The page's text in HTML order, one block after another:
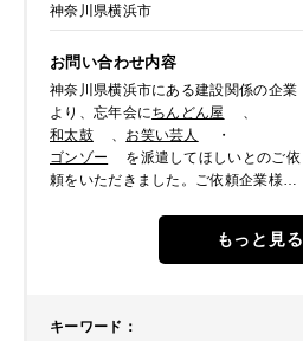
神奈川県横浜市
お問い合わせ内容
神奈川県横浜市にある建設関係の企業
より、忘年会にちんどん屋
、
和太鼓
、 お笑い芸人
・
ゴンゾー
を派遣してほしいとのご依
頼をいただきました。ご依頼企業様の
てほしいとのことでした。ここでは、
ちんどん屋のパフォーマンスの様子を
もっと見る
キーワード ：